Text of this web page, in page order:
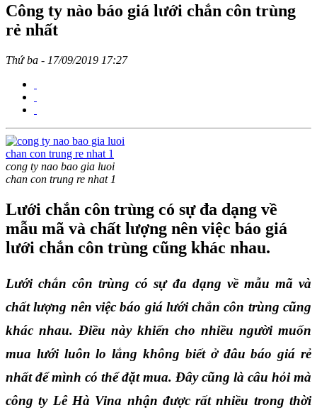
Công ty nào báo giá lưới chắn côn trùng
rẻ nhất
Thứ ba - 17/09/2019 17:27
cong ty nao bao gia luoi
chan con trung re nhat 1
Lưới chắn côn trùng có sự đa dạng về
mẫu mã và chất lượng nên việc báo giá
lưới chắn côn trùng cũng khác nhau.
Lưới chắn côn trùng có sự đa dạng về mẫu mã và
chất lượng nên việc báo giá lưới chắn côn trùng cũng
khác nhau. Điều này khiến cho nhiều người muốn
mua lưới luôn lo lắng không biết ở đâu báo giá rẻ
nhất để mình có thể đặt mua. Đây cũng là câu hỏi mà
công ty Lê Hà Vina nhận được rất nhiều trong thời